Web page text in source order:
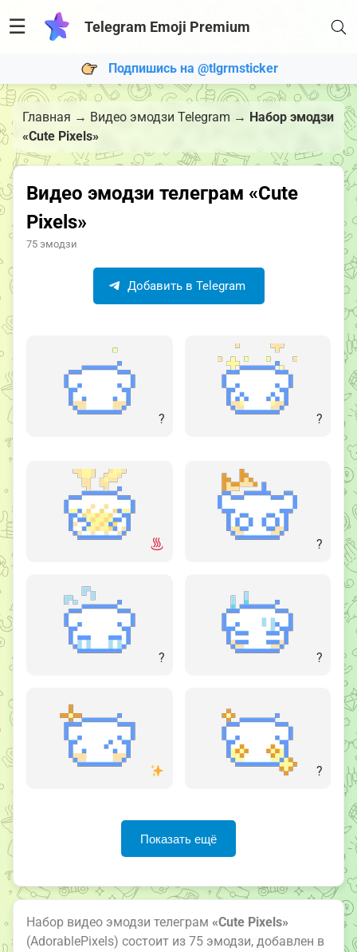
☰ Telegram Emoji Premium
Подпишись на @tlgrmsticker
Главная → Видео эмодзи Telegram → Набор эмодзи
«Cute Pixels»
Видео эмодзи телеграм «Cute
Pixels»
75 эмодзи
Добавить в Telegram
? ?
?
? ?
?
Показать ещё
Набор видео эмодзи телеграм «Cute Pixels»
(AdorablePixels) состоит из 75 эмодзи, добавлен в